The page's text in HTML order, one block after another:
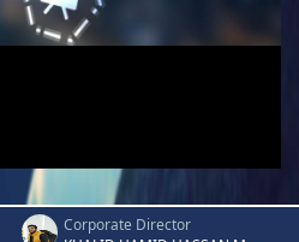
Corporate Director